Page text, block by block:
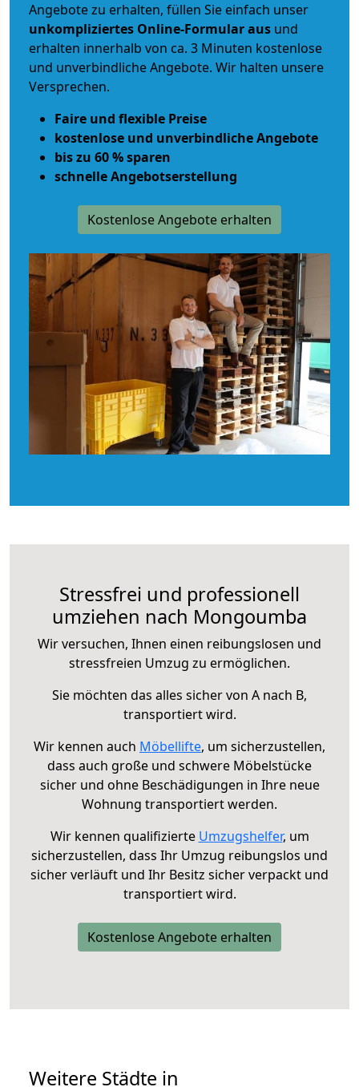
Angebote zu erhalten, füllen Sie einfach unser
unkompliziertes Online-Formular aus und
erhalten innerhalb von ca. 3 Minuten kostenlose
und unverbindliche Angebote. Wir halten unsere
Versprechen.
Faire und flexible Preise
kostenlose und unverbindliche Angebote
bis zu 60 % sparen
schnelle Angebotserstellung
Kostenlose Angebote erhalten
Stressfrei und professionell
umziehen nach Mongoumba
Wir versuchen, Ihnen einen reibungslosen und
stressfreien Umzug zu ermöglichen.
Sie möchten das alles sicher von A nach B,
transportiert wird.
Wir kennen auch Möbellifte, um sicherzustellen,
dass auch große und schwere Möbelstücke
sicher und ohne Beschädigungen in Ihre neue
Wohnung transportiert werden.
Wir kennen qualifizierte Umzugshelfer, um
sicherzustellen, dass Ihr Umzug reibungslos und
sicher verläuft und Ihr Besitz sicher verpackt und
transportiert wird.
Kostenlose Angebote erhalten
Weitere Städte in